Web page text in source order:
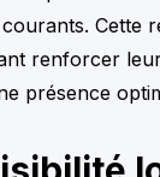
Cette
renforcer
présence